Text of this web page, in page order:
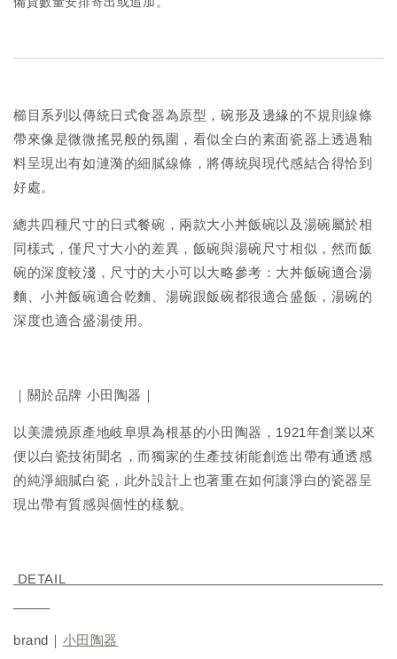
櫛目系列以傳統日式食器為原型，碗形及邊緣的不規則線條
帶來像是微微搖晃般的氛圍，看似全白的素面瓷器上透過釉
料呈現出有如漣漪的細膩線條，將傳統與現代感結合得恰到
好處。
總共四種尺寸的日式餐碗，兩款大小丼飯碗以及湯碗屬於相
同樣式，僅尺寸大小的差異，飯碗與湯碗尺寸相似，然而飯
碗的深度較淺，尺寸的大小可以大略參考：大丼飯碗適合湯
麵、小丼飯碗適合乾麵、湯碗跟飯碗都很適合盛飯，湯碗的
深度也適合盛湯使用。
｜關於品牌 小田陶器｜
以美濃燒原產地岐阜県為根基的小田陶器，1921年創業以來
便以白瓷技術聞名，而獨家的生產技術能創造出帶有通透感
的純淨細膩白瓷，此外設計上也著重在如何讓淨白的瓷器呈
現出帶有質感與個性的樣貌。
DETAIL
brand｜ 小田陶器